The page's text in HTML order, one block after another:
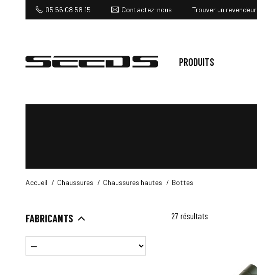
05 56 08 58 15 Contactez-nous Trouver un revendeur
PRODUITS
Accueil Chaussures Chaussures hautes Bottes
FABRICANTS 27 résultats